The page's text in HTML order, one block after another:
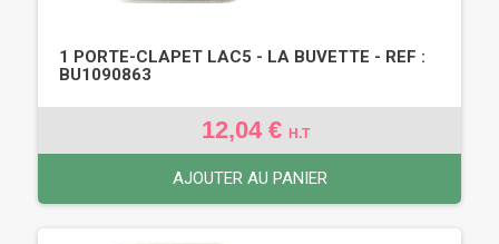
1 PORTE-CLAPET LAC5 - LA BUVETTE - REF :
BU1090863
12,04 € H.T
AJOUTER AU PANIER